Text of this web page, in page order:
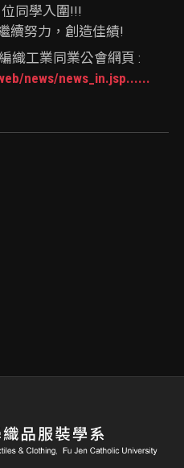
同學入圍!!!
續努力，創造佳績!
織工業同業公會網頁 :
news/news_in.jsp......